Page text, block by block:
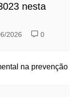
nesta
2026 0